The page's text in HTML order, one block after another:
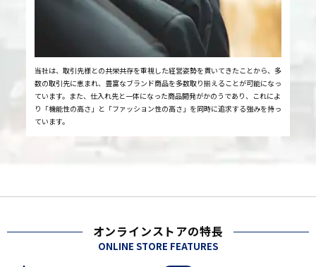
当社は、取引先様との共栄共存を重視した経営姿勢を貫いてきたことから、多
数の取引先に恵まれ、豊富なブランド商品を多数取り揃えることが可能になっ
ています。また、仕入れ先と一体になった商品開発がかのうであり、これによ
り「機能性の高さ」と「ファッション性の高さ」を同時に追求する強みを持っ
ています。
オンラインストアの特長
ONLINE STORE FEATURES